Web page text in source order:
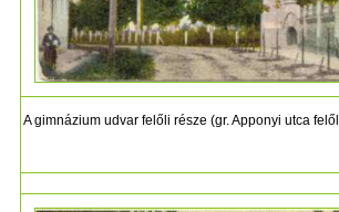
A gimnázium udvar felőli része (gr. Apponyi utca